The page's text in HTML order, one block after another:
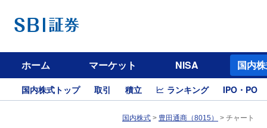
ホーム マーケット NISA 国内
国内株式トップ 取引 積立 ランキング IPO・PO
国内株式 > 豊田通商（8015） > チャート